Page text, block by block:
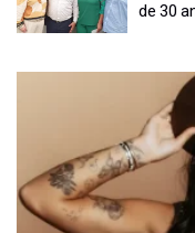
de 30